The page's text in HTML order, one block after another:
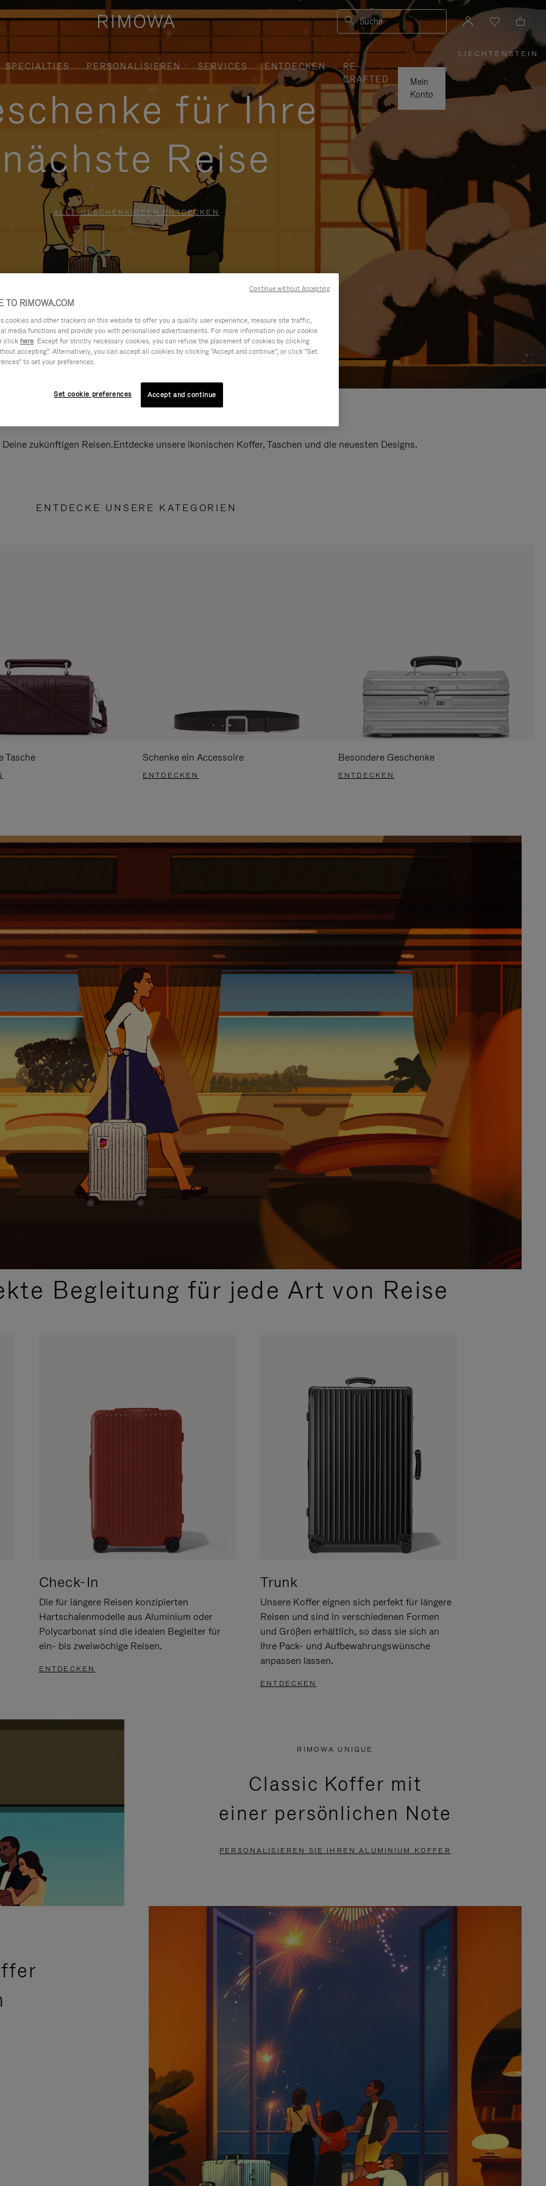
Suche
SPECIALTIES PERSONALISIEREN SERVICES ENTDECKEN
RE-
CRAFTED
Mein
Konto
LIECHTENSTEIN
,
WÄHLEN
IHRE
REGION
AUS
|
für Ihre
nächste Reise
ALLE GESCHENKIDEEN ENTDECKEN
zukünftigen Reisen.Entdecke unsere ikonischen Koffer, Taschen und die neuesten Designs.
ENTDECKE UNSERE KATEGORIEN
Tasche Schenke ein Accessoire
ENTDECKEN
Besondere Geschenke
ENTDECKEN
Begleitung für jede Art von Reise
Check-In
Die für längere Reisen konzipierten
Hartschalenmodelle aus Aluminium oder
Polycarbonat sind die idealen Begleiter für
ein- bis zweiwöchige Reisen.
ENTDECKEN
Trunk
Unsere Koffer eignen sich perfekt für längere
Reisen und sind in verschiedenen Formen
und Größen erhältlich, so dass sie sich an
Ihre Pack- und Aufbewahrungswünsche
anpassen lassen.
ENTDECKEN
RIMOWA UNIQUE
Classic Koffer mit
einer persönlichen Note
PERSONALISIEREN SIE IHREN ALUMINIUM KOFFER
TO RIMOWA.COM
cookies and other trackers on this website to offer you a quality user experience, measure site traffic,
media functions and provide you with personalised advertisements. For more information on our cookie
click here. Except for strictly necessary cookies, you can refuse the placement of cookies by clicking
accepting". Alternatively, you can accept all cookies by clicking "Accept and continue", or click "Set
to set your preferences.
Set cookie preferences Accept and continue
Continue without Accepting